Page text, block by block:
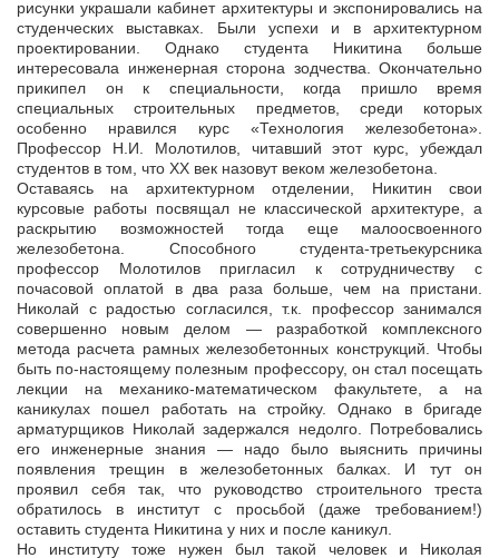
рисунки украшали кабинет архитектуры и экспонировались на
студенческих выставках. Были успехи и в архитектурном
проектировании. Однако студента Никитина больше
интересовала инженерная сторона зодчества. Окончательно
прикипел он к специальности, когда пришло время
специальных строительных предметов, среди которых
особенно нравился курс «Технология железобетона».
Профессор Н.И. Молотилов, читавший этот курс, убеждал
студентов в том, что XX век назовут веком железобетона.
Оставаясь на архитектурном отделении, Никитин свои
курсовые работы посвящал не классической архитектуре, а
раскрытию возможностей тогда еще малоосвоенного
железобетона. Способного студента-третьекурсника
профессор Молотилов пригласил к сотрудничеству с
почасовой оплатой в два раза больше, чем на пристани.
Николай с радостью согласился, т.к. профессор занимался
совершенно новым делом — разработкой комплексного
метода расчета рамных железобетонных конструкций. Чтобы
быть по-настоящему полезным профессору, он стал посещать
лекции на механико-математическом факультете, а на
каникулах пошел работать на стройку. Однако в бригаде
арматурщиков Николай задержался недолго. Потребовались
его инженерные знания — надо было выяснить причины
появления трещин в железобетонных балках. И тут он
проявил себя так, что руководство строительного треста
обратилось в институт с просьбой (даже требованием!)
оставить студента Никитина у них и после каникул.
Но институту тоже нужен был такой человек и Николая